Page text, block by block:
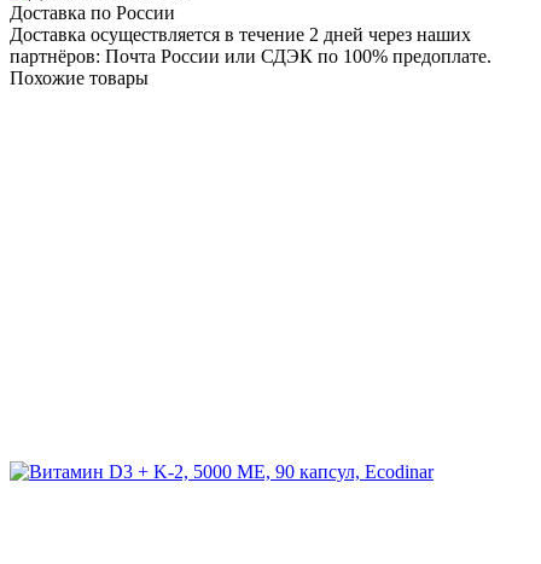
Доставка по России
Доставка осуществляется в течение 2 дней через наших
партнёров: Почта России или СДЭК по 100% предоплате.
Похожие товары